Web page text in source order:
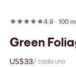
4.9 · 100
Green
US$33/ cada uno